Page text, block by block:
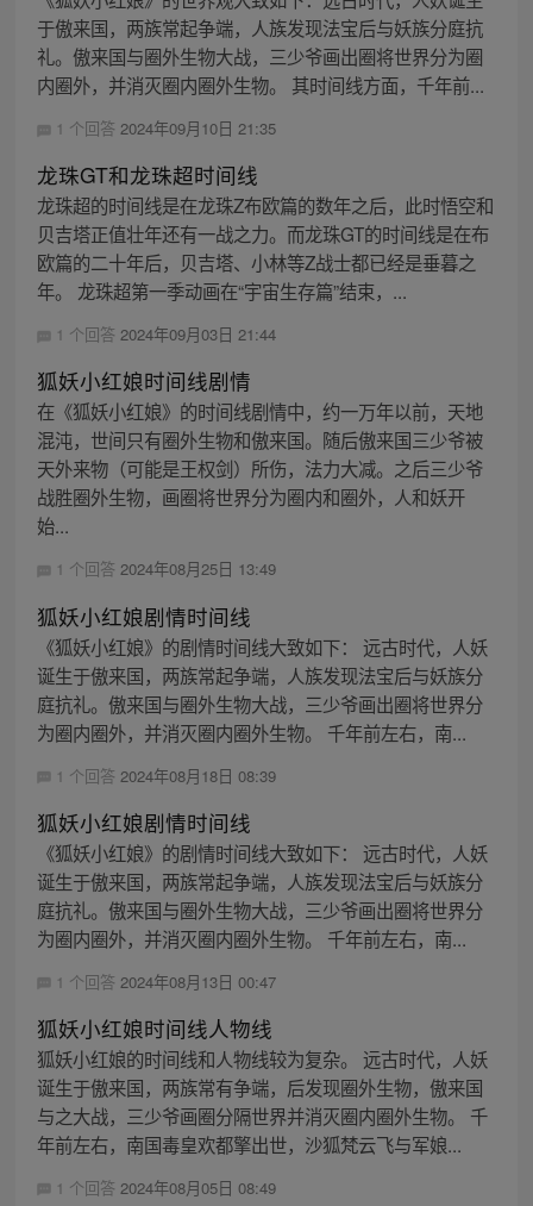
于傲来国，两族常起争端，人族发现法宝后与妖族分庭抗
礼。傲来国与圈外生物大战，三少爷画出圈将世界分为圈
内圈外，并消灭圈内圈外生物。 其时间线方面，千年前...
1 个回答 2024年09月10日 21:35
龙珠GT和龙珠超时间线
龙珠超的时间线是在龙珠Z布欧篇的数年之后，此时悟空和
贝吉塔正值壮年还有一战之力。而龙珠GT的时间线是在布
欧篇的二十年后，贝吉塔、小林等Z战士都已经是垂暮之
年。 龙珠超第一季动画在“宇宙生存篇”结束，...
1 个回答 2024年09月03日 21:44
狐妖小红娘时间线剧情
在《狐妖小红娘》的时间线剧情中，约一万年以前，天地
混沌，世间只有圈外生物和傲来国。随后傲来国三少爷被
天外来物（可能是王权剑）所伤，法力大减。之后三少爷
战胜圈外生物，画圈将世界分为圈内和圈外，人和妖开
始...
1 个回答 2024年08月25日 13:49
狐妖小红娘剧情时间线
《狐妖小红娘》的剧情时间线大致如下： 远古时代，人妖
诞生于傲来国，两族常起争端，人族发现法宝后与妖族分
庭抗礼。傲来国与圈外生物大战，三少爷画出圈将世界分
为圈内圈外，并消灭圈内圈外生物。 千年前左右，南...
1 个回答 2024年08月18日 08:39
狐妖小红娘剧情时间线
《狐妖小红娘》的剧情时间线大致如下： 远古时代，人妖
诞生于傲来国，两族常起争端，人族发现法宝后与妖族分
庭抗礼。傲来国与圈外生物大战，三少爷画出圈将世界分
为圈内圈外，并消灭圈内圈外生物。 千年前左右，南...
1 个回答 2024年08月13日 00:47
狐妖小红娘时间线人物线
狐妖小红娘的时间线和人物线较为复杂。 远古时代，人妖
诞生于傲来国，两族常有争端，后发现圈外生物，傲来国
与之大战，三少爷画圈分隔世界并消灭圈内圈外生物。 千
年前左右，南国毒皇欢都擎出世，沙狐梵云飞与军娘...
1 个回答 2024年08月05日 08:49